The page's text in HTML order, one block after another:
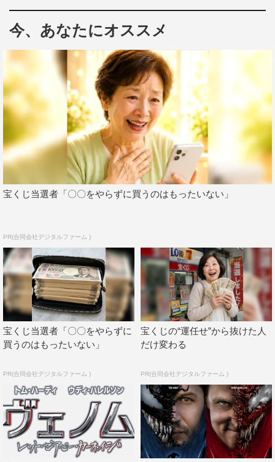
曲作りの前には、メンバー全員で一緒に映画を見たそう
で、泉は「すごい強い敵と強い同士で戦うってめっちゃ好
きだから。バイク・アクションとかもあるし。そういうの
がワクワクするよね！」、橘は「集中ポイントなのに、ユ
ーモア入れてくるあたりがまた好き」、矢部は「ヴェノム
のキャラクターがね！」、北村は「愛される（キャ
ラ）！」と、それぞれ映画を大いに楽しんだ様子。
今回の楽曲に込めた思いについて北村は「（ヴェノムの敵
である）カーネイジの方に感情移入しちゃって。だからこ
そ、『叫び』がキー。悪という見方もいっぱいあって、そ
うなるに値する過去の出来事だったりとか、何げないひと
めたのは。そんな『悲痛な叫び』を僕らが歌う」と語る。
さらに北村は「ヴェノムもやっぱり二人で一つみたいな所
があるじゃないですか。僕らも各々が作る曲もあるけど、
みんなが集まってみんなのエッセンスを入り混じらせて作
る曲も結構多かったりするし。映画の中でもヴェノム同士
がお互いを引っ張り合うというか、時にはぶつかって離れ
が生まれたり、本当に来てほしいとこに助けに来てくれた
りっていう関係性じゃないですか。DISH//もそういうとこ
ろがあるなぁって、この曲を作って思いました」と、曲作
りの中でヴェノムとDISH//に共通点を感じたことも明かし
た。
今、あなたにオススメ
宝くじ当選者「〇〇をやらずに買うのはもったいない」
PR(合同会社デジタルファーム )
宝くじ当選者「〇〇をやらずに
買うのはもったいない」
PR(合同会社デジタルファーム )
宝くじの“運任せ”から抜けた人
だけ変わる
PR(合同会社デジタルファーム )